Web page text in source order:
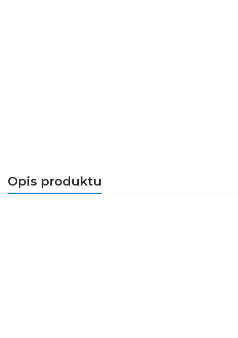
Opis produktu